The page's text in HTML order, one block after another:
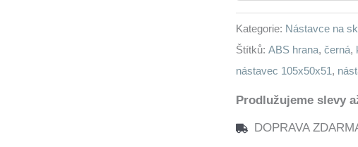
černá
množství
Kategorie: Nástavce na
Štítků: ABS hrana, černá,
nástavec 105x50x51,
Prodlužujeme slevy
DOPRAVA